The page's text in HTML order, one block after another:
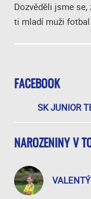
FACEBOOK
SK JUNIOR
NAROZENINY V
Dozvěděli jsme
ti mladí muži